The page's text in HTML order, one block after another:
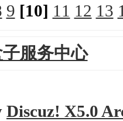
9 [10] 11 12 13
服务中心
Discuz! X5.0